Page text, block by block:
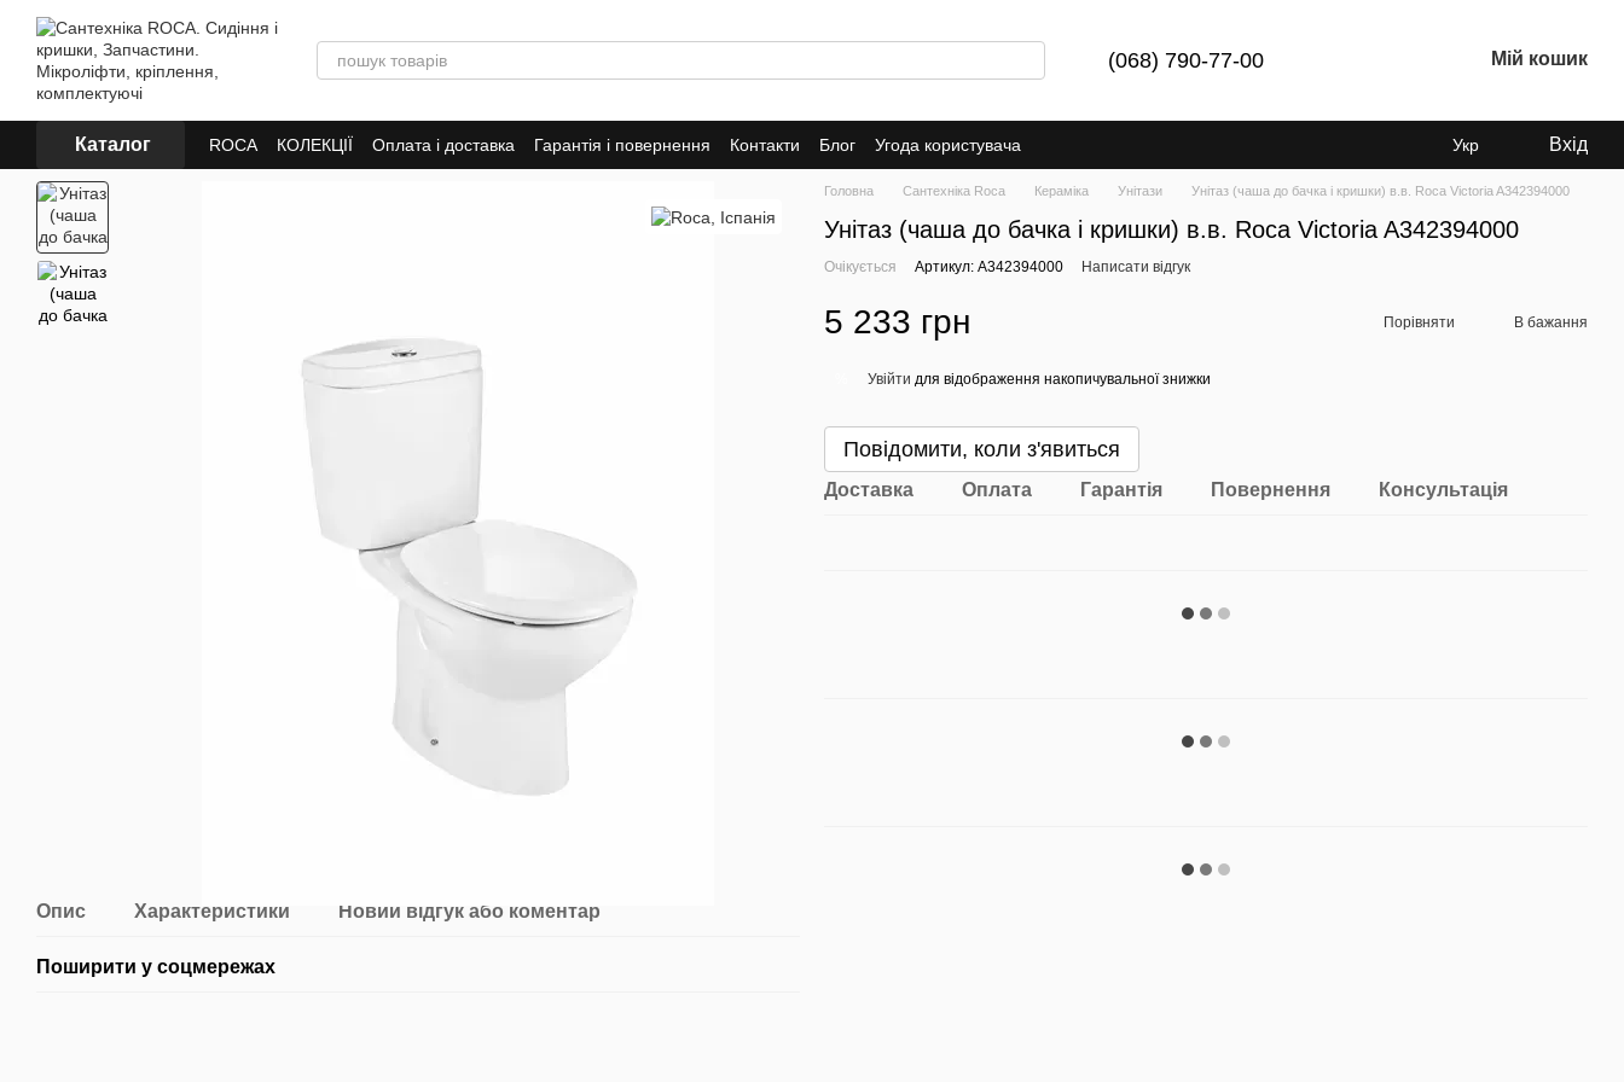
Перейти до основного контенту
(068) 790-77-00 Мій кошик
Каталог ROCA КОЛЕКЦІЇ Оплата і доставка Гарантія і повернення Контакти Блог Угода користувача Укр Вхід
Опис Характеристики Новий відгук або коментар
Поширити у соцмережах
Головна Сантехніка Roca Кераміка Унітази Унітаз (чаша до бачка і кришки) в.в. Roca Victoria A342394000
Унітаз (чаша до бачка і кришки) в.в. Roca Victoria A342394000
Очікується Артикул: A342394000 Написати відгук
5 233 грн Порівняти В бажання
Увійти для відображення накопичувальної знижки
Повідомити, коли з'явиться
Доставка Оплата Гарантія Повернення Консультація